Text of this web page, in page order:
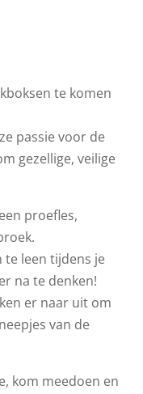
te komen
passie voor de
gezellige, veilige
proefles,
te leen tijdens je
na te denken!
er naar uit om
van de
kom meedoen en